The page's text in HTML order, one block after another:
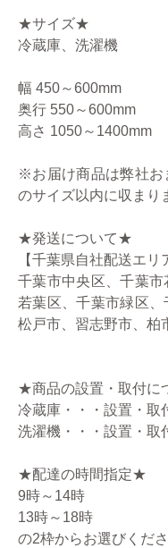
★サイズ★
冷蔵庫、洗濯機
幅 450～600mm
奥行 550～600mm
高さ 1050～1400mm
※お届け商品は弊社お
のサイズ以内に収まり
★発送について★
【千葉県自社配送エリ
千葉市中央区、千葉
若葉区、千葉市緑区、
松戸市、習志野市、柏
★商品の設置・取付に
冷蔵庫・・・設置・取
洗濯機・・・設置・取
★配達の時間指定★
9時～14時
13時～18時
の2枠からお選びくださ